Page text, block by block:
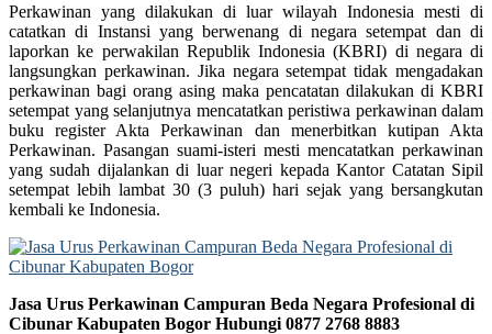
Perkawinan yang dilakukan di luar wilayah Indonesia mesti di
catatkan di Instansi yang berwenang di negara setempat dan di
laporkan ke perwakilan Republik Indonesia (KBRI) di negara di
langsungkan perkawinan. Jika negara setempat tidak mengadakan
perkawinan bagi orang asing maka pencatatan dilakukan di KBRI
setempat yang selanjutnya mencatatkan peristiwa perkawinan dalam
buku register Akta Perkawinan dan menerbitkan kutipan Akta
Perkawinan. Pasangan suami-isteri mesti mencatatkan perkawinan
yang sudah dijalankan di luar negeri kepada Kantor Catatan Sipil
setempat lebih lambat 30 (3 puluh) hari sejak yang bersangkutan
kembali ke Indonesia.
Jasa Urus Perkawinan Campuran Beda Negara Profesional di
Cibunar Kabupaten Bogor Hubungi 0877 2768 8883